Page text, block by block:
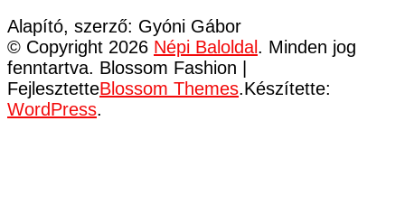
Alapító, szerző: Gyóni Gábor
© Copyright 2026 Népi Baloldal . Minden jog
fenntartva. Blossom Fashion |
FejlesztetteBlossom Themes.Készítette:
WordPress.